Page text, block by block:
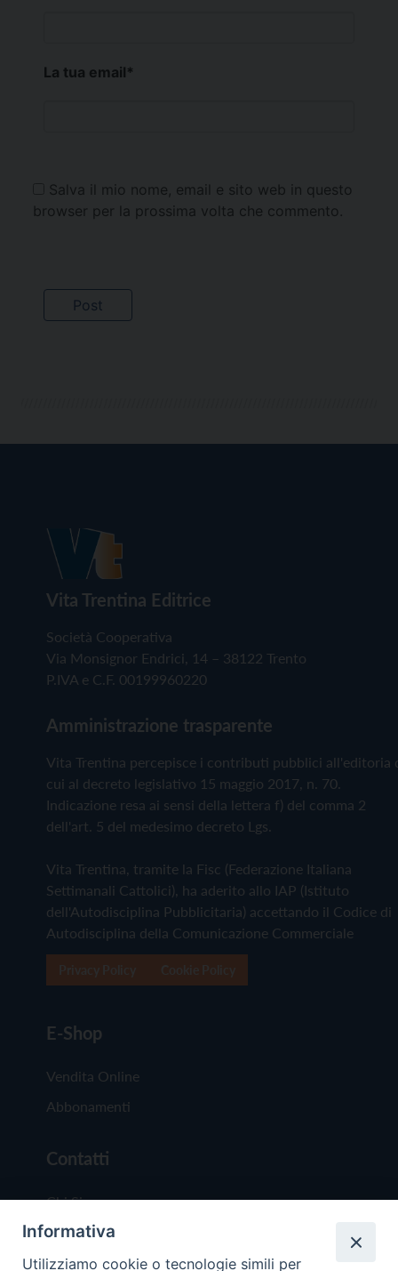
La tua email*
Salva il mio nome, email e sito web in questo
browser per la prossima volta che commento.
Vita Trentina Editrice
Società Cooperativa
Via Monsignor Endrici, 14 – 38122 Trento
P.IVA e C.F. 00199960220
Amministrazione trasparente
Vita Trentina percepisce i contributi pubblici all'editoria
cui al decreto legislativo 15 maggio 2017, n. 70.
Indicazione resa ai sensi della lettera f) del comma 2
dell'art. 5 del medesimo decreto Lgs.
Vita Trentina, tramite la Fisc (Federazione Italiana
Settimanali Cattolici), ha aderito allo IAP (Istituto
dell'Autodisciplina Pubblicitaria) accettando il Codice di
Autodisciplina della Comunicazione Commerciale
E-Shop
Vendita Online
Abbonamenti
Contatti
Chi Siamo
Redazione
Scrivici
Informativa
Utilizziamo cookie o tecnologie simili per